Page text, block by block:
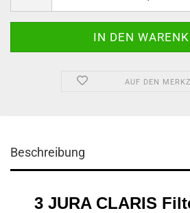
AUF DEN
Beschreibung
3 JURA CLARIS